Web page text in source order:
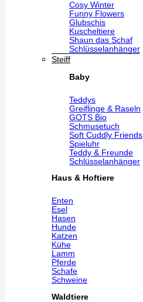
Cosy Winter
Funny Flowers
Glubschis
Kuscheltiere
Shaun das Schaf
Schlüsselanhänger
Steiff
Baby
Teddys
Greiflinge & Raseln
GOTS Bio
Schmusetuch
Soft Cuddly Friends
Spieluhr
Teddy & Freunde
Schlüsselanhänger
Haus & Hoftiere
Enten
Esel
Hasen
Hunde
Katzen
Kühe
Lamm
Pferde
Schafe
Schweine
Waldtiere